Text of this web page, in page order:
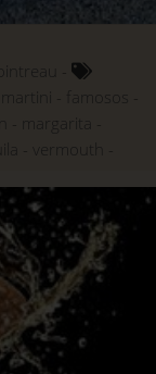
martini
margarita
vermouth